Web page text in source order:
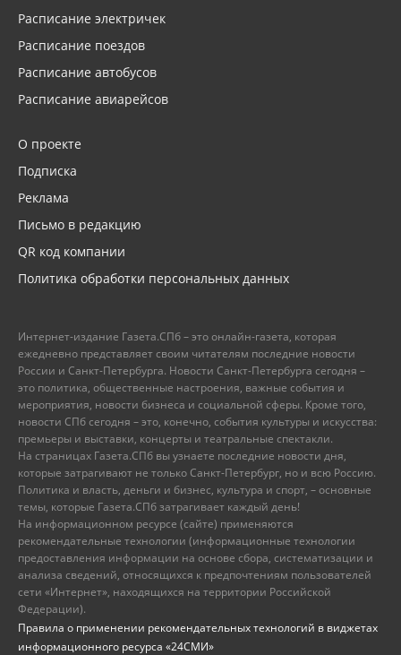
Расписание электричек
Расписание поездов
Расписание автобусов
Расписание авиарейсов
О проекте
Подписка
Реклама
Письмо в редакцию
QR код компании
Политика обработки персональных данных
Интернет-издание Газета.СПб – это онлайн-газета, которая
ежедневно представляет своим читателям последние новости
России и Санкт-Петербурга. Новости Санкт-Петербурга сегодня –
это политика, общественные настроения, важные события и
мероприятия, новости бизнеса и социальной сферы. Кроме того,
новости СПб сегодня – это, конечно, события культуры и искусства:
премьеры и выставки, концерты и театральные спектакли.
На страницах Газета.СПб вы узнаете последние новости дня,
которые затрагивают не только Санкт-Петербург, но и всю Россию.
Политика и власть, деньги и бизнес, культура и спорт, – основные
темы, которые Газета.СПб затрагивает каждый день!
На информационном ресурсе (сайте) применяются
рекомендательные технологии (информационные технологии
предоставления информации на основе сбора, систематизации и
анализа сведений, относящихся к предпочтениям пользователей
сети «Интернет», находящихся на территории Российской
Федерации).
Правила о применении рекомендательных технологий в виджетах
информационного ресурса «24СМИ»